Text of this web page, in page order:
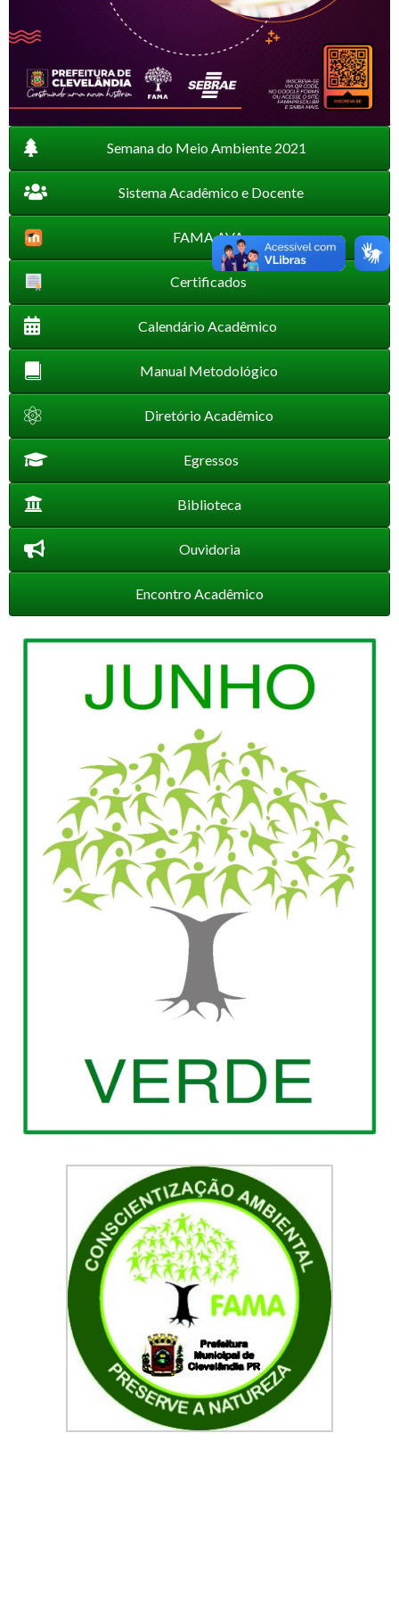
Semana do Meio Ambiente 2021
Sistema Acadêmico e Docente
FAMA AVA
Certificados
Calendário Acadêmico
Manual Metodológico
Diretório Acadêmico
Egressos
Biblioteca
Ouvidoria
Encontro Acadêmico